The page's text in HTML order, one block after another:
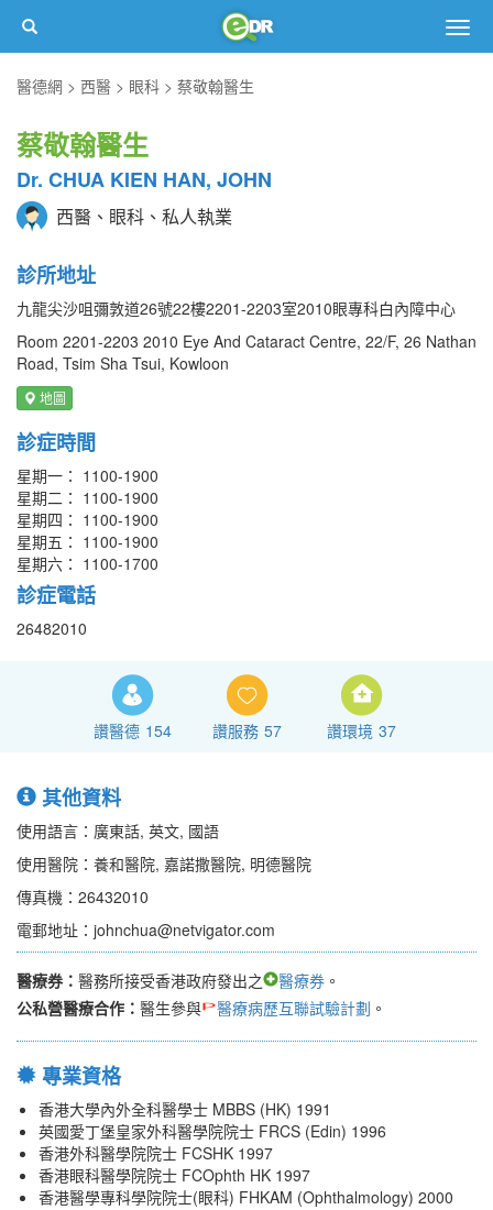
醫德網
西醫 眼科 蔡敬翰醫生
蔡敬翰醫生
Dr. CHUA KIEN HAN, JOHN
西醫、眼科、私人執業
診所地址
九龍尖沙咀彌敦道26號22樓2201-2203室2010眼專科白內障中心
Room 2201-2203 2010 Eye And Cataract Centre, 22/F, 26 Nathan
Road, Tsim Sha Tsui, Kowloon
地圖
診症時間
星期一： 1100-1900
星期二： 1100-1900
星期四： 1100-1900
星期五： 1100-1900
星期六： 1100-1700
診症電話
26482010
讚醫德 154 讚服務 57 讚環境 37
其他資料
使用語言：廣東話, 英文, 國語
使用醫院：養和醫院, 嘉諾撒醫院, 明德醫院
傳真機：26432010
電郵地址：johnchua@netvigator.com
醫療券： 醫務所接受香港政府發出之 醫療券 。
公私營醫療合作： 醫生參與 醫療病歷互聯試驗計劃 。
專業資格
香港大學內外全科醫學士 MBBS (HK) 1991
英國愛丁堡皇家外科醫學院院士 FRCS (Edin) 1996
香港外科醫學院院士 FCSHK 1997
香港眼科醫學院院士 FCOphth HK 1997
香港醫學專科學院院士(眼科) FHKAM (Ophthalmology) 2000